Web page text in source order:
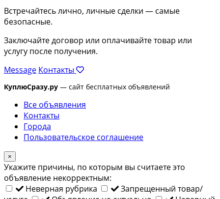
Встречайтесь лично, личные сделки — самые
безопасные.
Заключайте договор или оплачивайте товар или
услугу после получения.
Message Контакты
КуплюСразу.ру — сайт бесплатных объявлений
Все объявления
Контакты
Города
Пользовательское соглашение
×
Укажите причины, по которым вы считаете это
объявление некорректным:
Неверная рубрика
Запрещенный товар/